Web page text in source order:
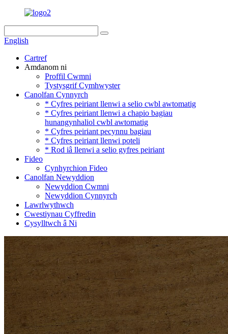
English
Cartref
Amdanom ni
Proffil Cwmni
Tystysgrif Cymhwyster
Canolfan Cynnyrch
* Cyfres peiriant llenwi a selio cwbl awtomatig
* Cyfres peiriant llenwi a chapio bagiau
hunangynhaliol cwbl awtomatig
* Cyfres peiriant pecynnu bagiau
* Cyfres peiriant llenwi poteli
* Rod iâ llenwi a selio gyfres peiriant
Fideo
Cynhyrchion Fideo
Canolfan Newyddion
Newyddion Cwmni
Newyddion Cynnyrch
Lawrlwythwch
Cwestiynau Cyffredin
Cysylltwch â Ni